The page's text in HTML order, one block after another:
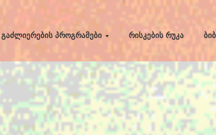
გაძლიერების პროგრამები რისკების რუკა